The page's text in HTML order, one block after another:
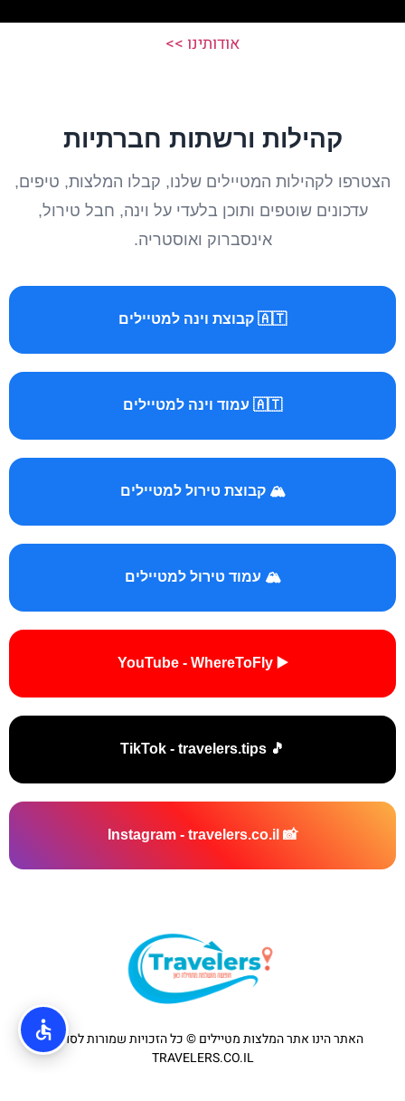
אודותינו >>
קהילות ורשתות חברתיות
הצטרפו לקהילות המטיילים שלנו, קבלו המלצות, טיפים,
עדכונים שוטפים ותוכן בלעדי על וינה, חבל טירול,
אינסברוק ואוסטריה.
🇦🇹 קבוצת וינה למטיילים
🇦🇹 עמוד וינה למטיילים
🏔️ קבוצת טירול למטיילים
🏔️ עמוד טירול למטיילים
▶️ YouTube - WhereToFly
🎵 TikTok - travelers.tips
📸 Instagram - travelers.co.il
האתר הינו אתר המלצות מטיילים © כל הזכויות שמורות לסוכנות
TRAVELERS.CO.IL